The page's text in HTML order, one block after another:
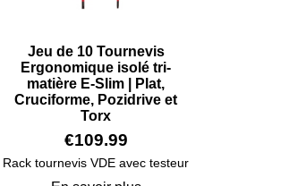
Jeu de 10 Tournevis
Ergonomique isolé tri-
matière E-Slim | Plat,
Cruciforme, Pozidrive et
Torx
€109.99
Rack tournevis VDE avec testeur